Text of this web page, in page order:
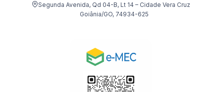
Segunda Avenida, Qd 04-B, Lt 14 – Cidade Vera Cruz
Goiânia/GO, 74934-625